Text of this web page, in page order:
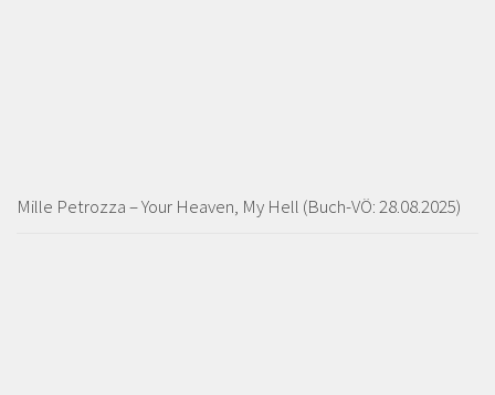
Mille Petrozza – Your Heaven, My Hell (Buch-VÖ: 28.08.2025)